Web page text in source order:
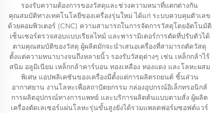
รองรับความต้องการของวัสดุและช่วงความหนาที่แตกต่างกัน
คุณสมบัติทางเทคโนโลยีของเครื่องรุ่นใหม่ ได้แก่ ระบบควบคุมตัวเลข
ด้วยคอมพิวเตอร์ (CNC) ความสามารถในการจัดการวัสดุโดยอัตโนมัติ
เซ็นเซอร์ตรวจสอบแบบเรียลไทม์ และพารามิเตอร์การตัดที่ปรับตัวได้
ตามคุณสมบัติของวัสดุ ผู้ผลิตมักจะนำเสนอเครื่องที่สามารถตัดวัสดุ
ตั้งแต่ความหนาบางจนถึงหลายนิ้ว รองรับวัสดุต่างๆ เช่น เหล็กกล้าไร้
สนิม อลูมิเนียม เหล็กกล้าคาร์บอน ทองเหลือง ทองแดง และโลหะผสม
พิเศษ แอปพลิเคชันของเครื่องมีตั้งแต่การผลิตรถยนต์ ชิ้นส่วน
อากาศยาน งานโลหะเพื่อสถาปัตยกรรม กล่องอุปกรณ์อิเล็กทรอนิกส์
การผลิตอุปกรณ์ทางการแพทย์ และบริการผลิตต้นแบบตามสั่ง ผู้ผลิต
เครื่องตัดเลเซอร์แผ่นโลหะรุ่นขั้นสูงยังได้รวมแพลตฟอร์มซอฟต์แวร์